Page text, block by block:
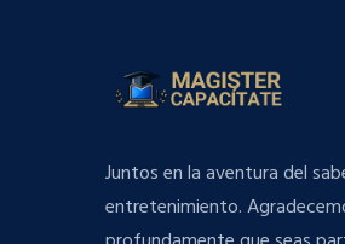
Juntos en la aventura del
entretenimiento.